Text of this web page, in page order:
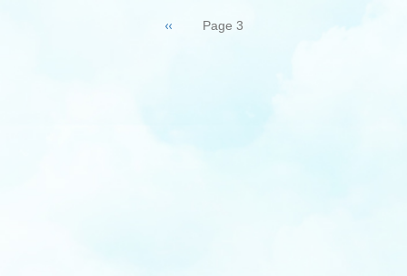
Page
précédente
‹‹ Page 3